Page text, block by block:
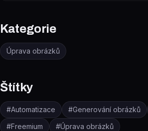
Kategorie
Úprava obrázků
Štítky
#Automatizace #Generování obrázků
#Freemium #Úprava obrázků